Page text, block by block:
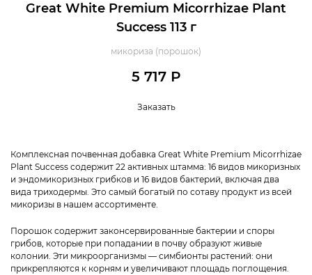
Great White Premium Micorrhizae Plant
Success 113 г
микориза (порошок)
5 717 Р
Заказать
Комплексная почвенная добавка Great White Premium Micorrhizae
Plant Success содержит 22 активных штамма: 16 видов микоризных
и эндомикоризных грибков и 16 видов бактерий, включая два
вида триходермы. Это самый богатый по сотаву продукт из всей
микоризы в нашем ассортименте.
Порошок содержит законсервированные бактерии и споры
грибов, которые при попадании в почву образуют живые
колонии. Эти микроорганизмы — симбионты растений: они
прикрепляются к корням и увеличивают площадь поглощения.